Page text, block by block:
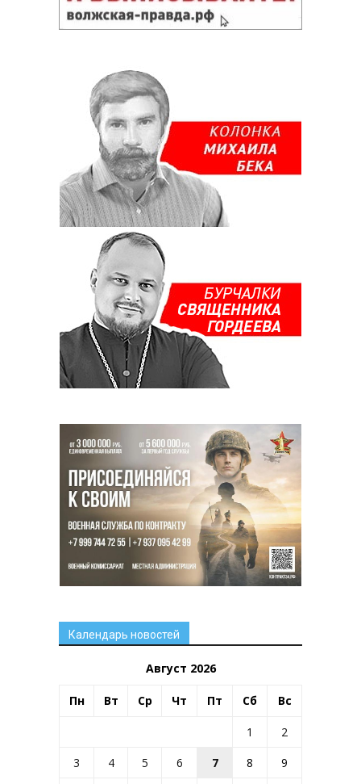
Календарь новостей
Август 2026
Пн Вт Ср Чт Пт Сб Вс
1
2
3
4 5 6 7 8
9